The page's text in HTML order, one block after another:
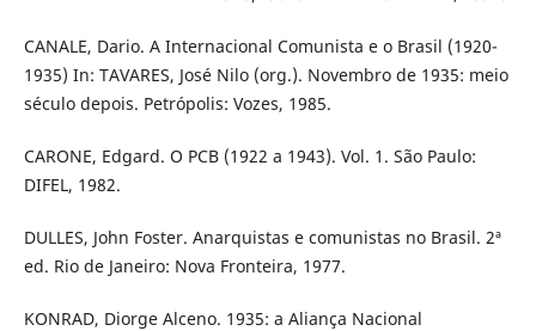
CANALE, Dario. A Internacional Comunista e o Brasil (1920-
1935) In: TAVARES, José Nilo (org.). Novembro de 1935: meio
século depois. Petrópolis: Vozes, 1985.
CARONE, Edgard. O PCB (1922 a 1943). Vol. 1. São Paulo:
DIFEL, 1982.
DULLES, John Foster. Anarquistas e comunistas no Brasil. 2ª
ed. Rio de Janeiro: Nova Fronteira, 1977.
KONRAD, Diorge Alceno. 1935: a Aliança Nacional